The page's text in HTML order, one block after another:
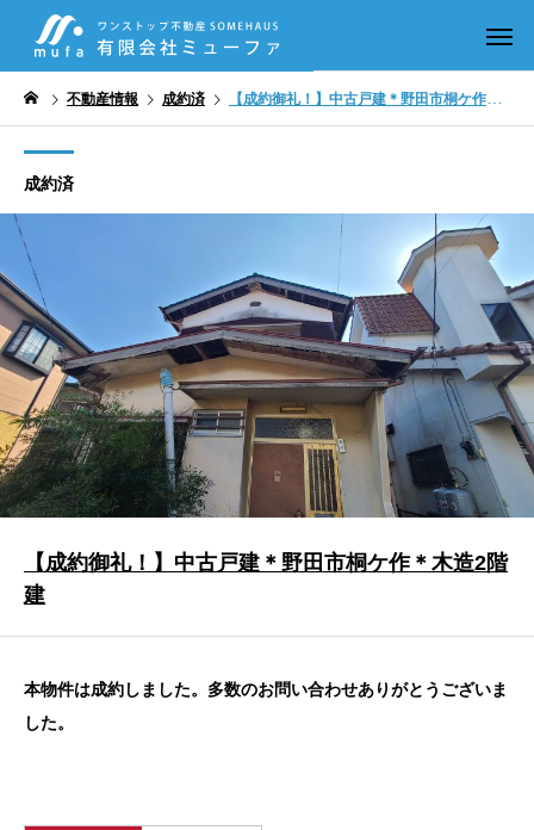
不動産情報 成約済 【成約御礼！】中古戸建＊野田市桐ケ作＊木造2階建
成約済
【成約御礼！】中古戸建＊野田市桐ケ作＊木造2階
建
本物件は成約しました。多数のお問い合わせありがとうございま
した。